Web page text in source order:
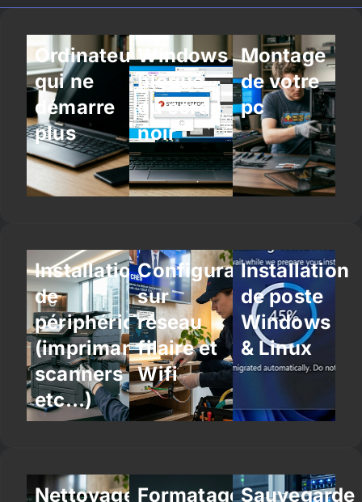
Ordinateur
qui ne
démarre
plus
Windows
bloqué
ou écran
noir
Montage
de votre
pc
Installation
de
périphériques
(imprimantes,
scanners
etc…)
Configuration
sur
réseau
filaire et
Wifi
Installation
de poste
Windows
& Linux
Nettoyage FormatageSauvegarde